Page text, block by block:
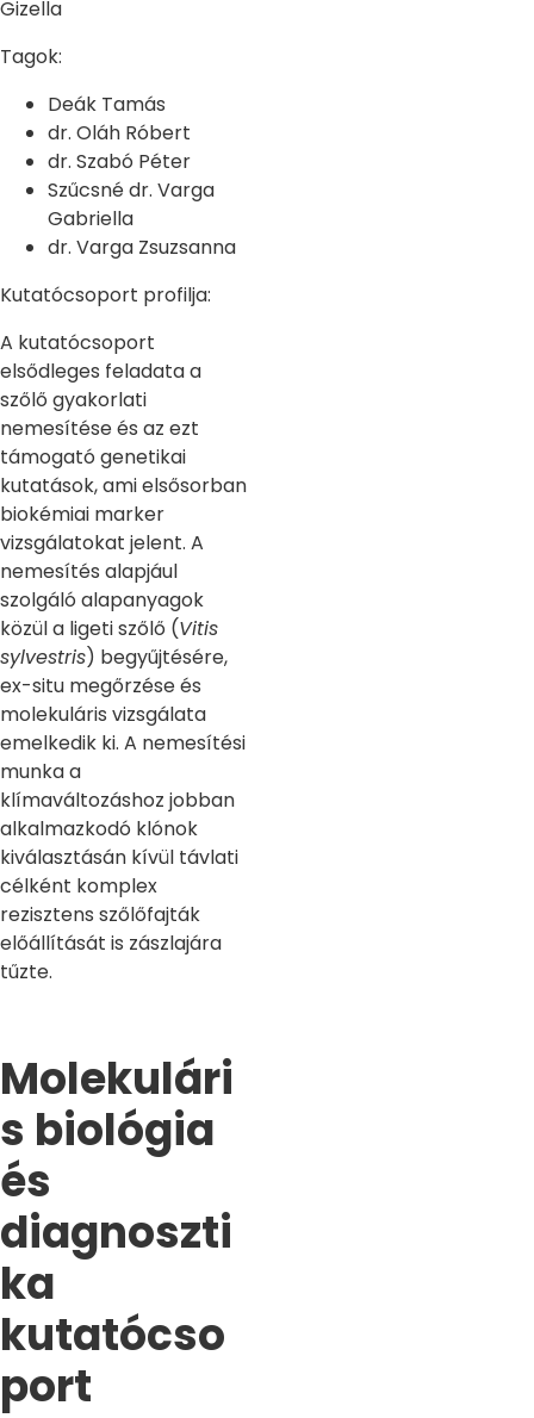
Gizella
Tagok:
Deák Tamás
dr. Oláh Róbert
dr. Szabó Péter
Szűcsné dr. Varga
Gabriella
dr. Varga Zsuzsanna
Kutatócsoport profilja:
A kutatócsoport
elsődleges feladata a
szőlő gyakorlati
nemesítése és az ezt
támogató genetikai
kutatások, ami elsősorban
biokémiai marker
vizsgálatokat jelent. A
nemesítés alapjául
szolgáló alapanyagok
közül a ligeti szőlő (Vitis
sylvestris) begyűjtésére,
ex-situ megőrzése és
molekuláris vizsgálata
emelkedik ki. A nemesítési
munka a
klímaváltozáshoz jobban
alkalmazkodó klónok
kiválasztásán kívül távlati
célként komplex
rezisztens szőlőfajták
előállítását is zászlajára
tűzte.
Molekulári
s biológia
és
diagnoszti
ka
kutatócso
port